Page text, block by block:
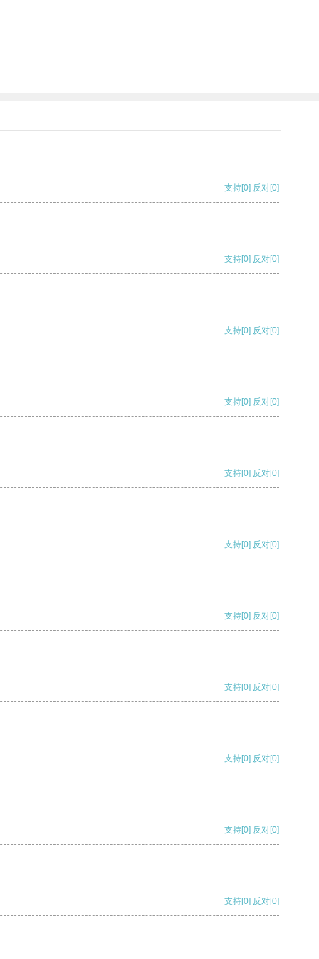
支持[0] 反对[0]
支持[0] 反对[0]
支持[0] 反对[0]
支持[0] 反对[0]
支持[0] 反对[0]
支持[0] 反对[0]
支持[0] 反对[0]
支持[0] 反对[0]
支持[0] 反对[0]
支持[0] 反对[0]
支持[0] 反对[0]